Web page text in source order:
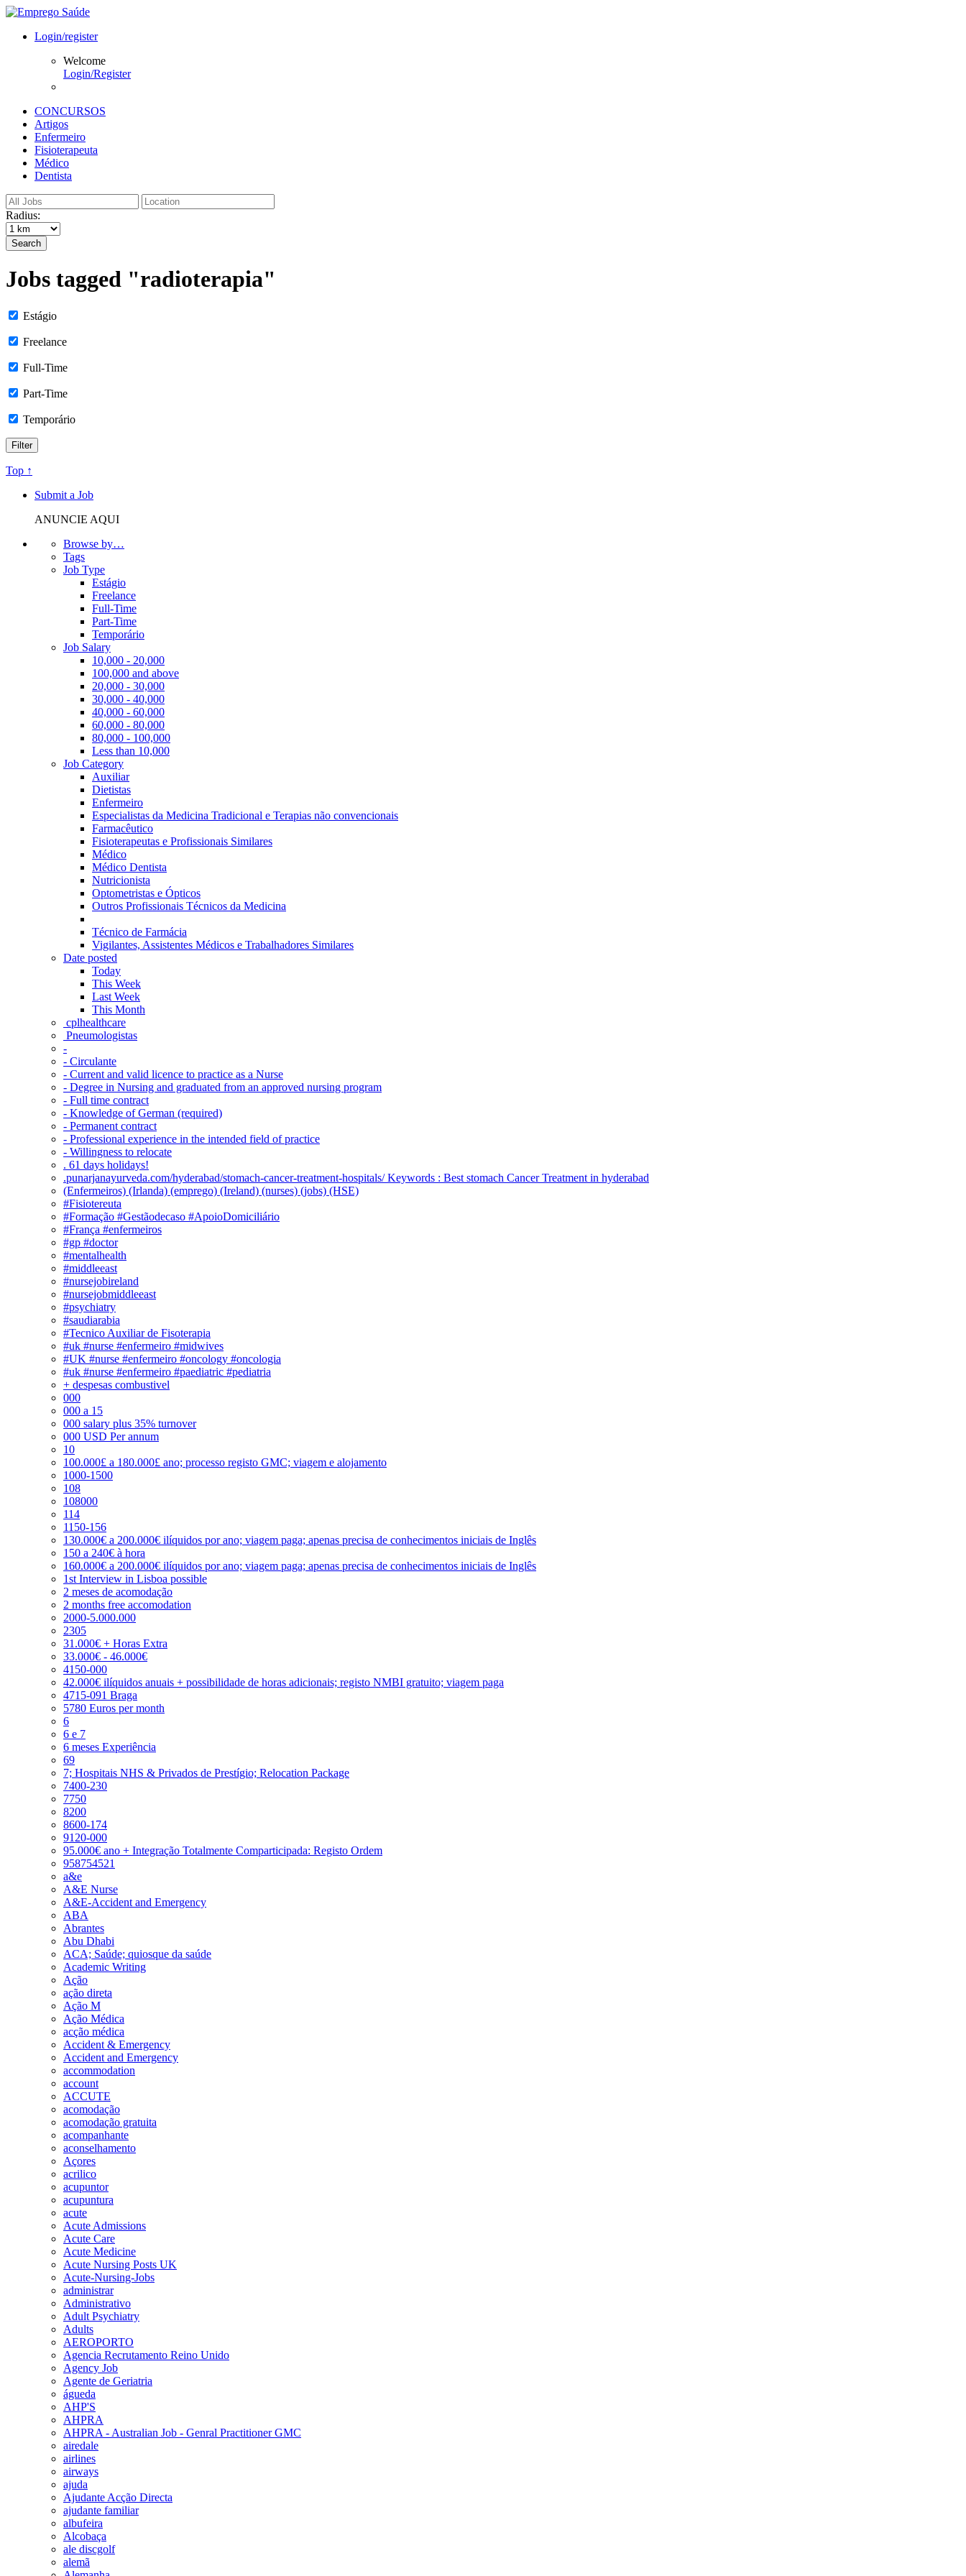
Login/register
Welcome
Login/Register
CONCURSOS
Artigos
Enfermeiro
Fisioterapeuta
Médico
Dentista
Radius:
Search
Jobs tagged "radioterapia"
Estágio
Freelance
Full-Time
Part-Time
Temporário
Top ↑
Submit a Job
ANUNCIE AQUI
Browse by…
Tags
Job Type
Estágio
Freelance
Full-Time
Part-Time
Temporário
Job Salary
10,000 - 20,000
100,000 and above
20,000 - 30,000
30,000 - 40,000
40,000 - 60,000
60,000 - 80,000
80,000 - 100,000
Less than 10,000
Job Category
Auxiliar
Dietistas
Enfermeiro
Especialistas da Medicina Tradicional e Terapias não convencionais
Farmacêutico
Fisioterapeutas e Profissionais Similares
Médico
Médico Dentista
Nutricionista
Optometristas e Ópticos
Outros Profissionais Técnicos da Medicina
Técnico de Farmácia
Vigilantes, Assistentes Médicos e Trabalhadores Similares
Date posted
Today
This Week
Last Week
This Month
‎ cplhealthcare‬
Pneumologistas
-
- Circulante
- Current and valid licence to practice as a Nurse
- Degree in Nursing and graduated from an approved nursing program
- Full time contract
- Knowledge of German (required)
- Permanent contract
- Professional experience in the intended field of practice
- Willingness to relocate
. 61 days holidays!
.punarjanayurveda.com/hyderabad/stomach-cancer-treatment-hospitals/ Keywords : Best stomach Cancer Treatment in hyderabad
(Enfermeiros) (Irlanda) (emprego) (Ireland) (nurses) (jobs) (HSE)
#Fisiotereuta
#Formação #Gestãodecaso #ApoioDomiciliário
#França #enfermeiros
#gp #doctor
#mentalhealth
#middleeast
#nursejobireland
#nursejobmiddleeast
#psychiatry
#saudiarabia
#Tecnico Auxiliar de Fisoterapia
#uk #nurse #enfermeiro #midwives
#UK #nurse #enfermeiro #oncology #oncologia
#uk #nurse #enfermeiro #paediatric #pediatria
+ despesas combustivel
000
000 a 15
000 salary plus 35% turnover
000 USD Per annum
10
100.000£ a 180.000£ ano; processo registo GMC; viagem e alojamento
1000-1500
108
108000
114
1150-156
130.000€ a 200.000€ ilíquidos por ano; viagem paga; apenas precisa de conhecimentos iniciais de Inglês
150 a 240€ à hora
160.000€ a 200.000€ ilíquidos por ano; viagem paga; apenas precisa de conhecimentos iniciais de Inglês
1st Interview in Lisboa possible
2 meses de acomodação
2 months free accomodation
2000-5.000.000
2305
31.000€ + Horas Extra
33.000€ - 46.000€
4150-000
42.000€ ilíquidos anuais + possibilidade de horas adicionais; registo NMBI gratuito; viagem paga
4715-091 Braga
5780 Euros per month
6
6 e 7
6 meses Experiência
69
7; Hospitais NHS & Privados de Prestígio; Relocation Package
7400-230
7750
8200
8600-174
9120-000
95.000€ ano + Integração Totalmente Comparticipada: Registo Ordem
958754521
a&e
A&E Nurse
A&E-Accident and Emergency
ABA
Abrantes
Abu Dhabi
ACA; Saúde; quiosque da saúde
Academic Writing
Ação
ação direta
Ação M
Ação Médica
acção médica
Accident & Emergency
Accident and Emergency
accommodation
account
ACCUTE
acomodação
acomodação gratuita
acompanhante
aconselhamento
Açores
acrilico
acupuntor
acupuntura
acute
Acute Admissions
Acute Care
Acute Medicine
Acute Nursing Posts UK
Acute-Nursing-Jobs
administrar
Administrativo
Adult Psychiatry
Adults
AEROPORTO
Agencia Recrutamento Reino Unido
Agency Job
Agente de Geriatria
águeda
AHP'S
AHPRA
AHPRA - Australian Job - Genral Practitioner GMC
airedale
airlines
airways
ajuda
Ajudante Acção Directa
ajudante familiar
albufeira
Alcobaça
ale discgolf
alemã